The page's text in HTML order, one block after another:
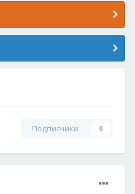
Подписчики 0